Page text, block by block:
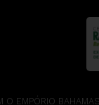
O EMPÓRIO BAHAMAS